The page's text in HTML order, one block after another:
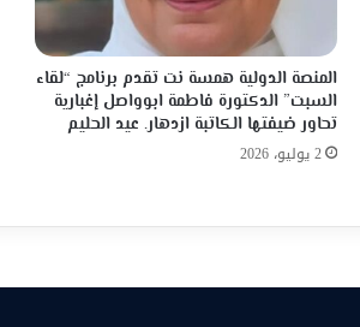
المنصة الدولية همسة نت تقدم برنامج “لقاء
السبت” الدكتورة فاطمة ابوواصل إغبارية
تحاور ضيفتها الكاتبة ازدهار. عيد الحليم
2 يوليو، 2026